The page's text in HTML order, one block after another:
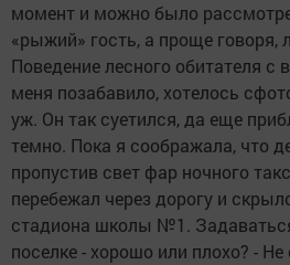
момент и можно было
«рыжий» гость, а проще говоря,
Поведение лесного обитателя
меня позабавило, хотелось
уж. Он так суетился, да еще
темно. Пока я соображала, что
пропустив свет фар ночного
перебежал через дорогу и
стадиона школы №1.
поселке - хорошо или плохо? -